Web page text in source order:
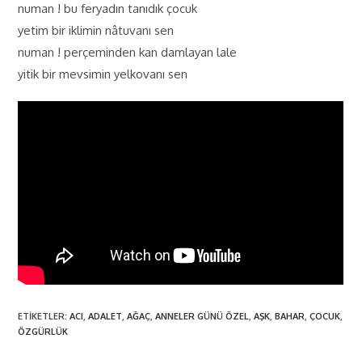
numan ! bu feryadın tanıdık çocuk
yetim bir iklimin nâtuvanı sen
numan ! perçeminden kan damlayan lale
yitik bir mevsimin yelkovanı sen
ETIKETLER:ACI ADALET AĞAÇ ANNELER GÜNÜ ÖZEL AŞK BAHAR ÇOCUK
ÖZGÜRLÜK